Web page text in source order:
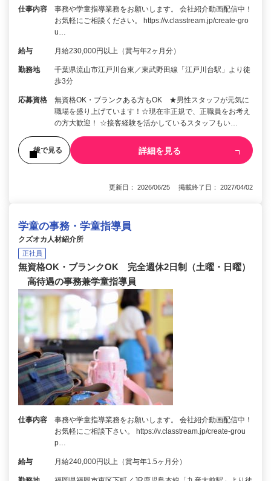
仕事内容
事務や学童指導業務をお願いします。 会社紹介動画配信中！
お気軽にご相談ください。 https://v.classtream.jp/create-gro
u…
給与 月給230,000円以上（賞与年2ヶ月分）
勤務地
千葉県流山市江戸川台東／東武野田線「江戸川台駅」より徒
歩3分
応募資格
無資格OK・ブランクある方もOK ★男性スタッフが元気に
職場を盛り上げています！☆現在非正規で、正職員をお考え
の方大歓迎！ ☆接客経験を活かしているスタッフもい…
後で見る 詳細を見る
更新日： 2026/06/25 掲載終了日： 2027/04/02
学童の事務・学童指導員
クズオカ人材紹介所
正社員
無資格OK・ブランクOK 完全週休2日制（土曜・日曜）
高待遇の事務兼学童指導員
仕事内容
事務や学童指導業務をお願いします。 会社紹介動画配信中！
お気軽にご相談下さい。 https://v.classtream.jp/create-grou
p…
給与 月給240,000円以上（賞与年1.5ヶ月分）